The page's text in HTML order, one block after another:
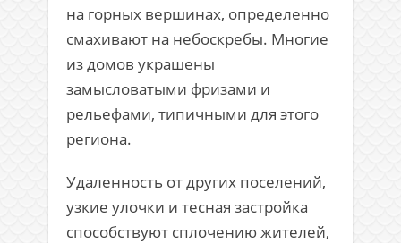
на горных вершинах, определенно
смахивают на небоскребы. Многие
из домов украшены
замысловатыми фризами и
рельефами, типичными для этого
региона.
Удаленность от других поселений,
узкие улочки и тесная застройка
способствуют сплочению жителей,